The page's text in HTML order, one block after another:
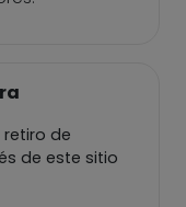
de
de este sitio